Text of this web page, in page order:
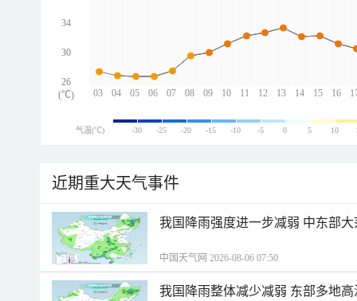
03 04 05 06 07 08 09 10 11 12 13 14 15 16
34
30
26
(℃)
气温(℃) -30 -25 -20 -15 -10 -5 0 5 10
近期重大天气事件
我国降雨强度进一步减弱 中东部
中国天气网 2026-08-06 07:50
我国降雨整体减少减弱 东部多地